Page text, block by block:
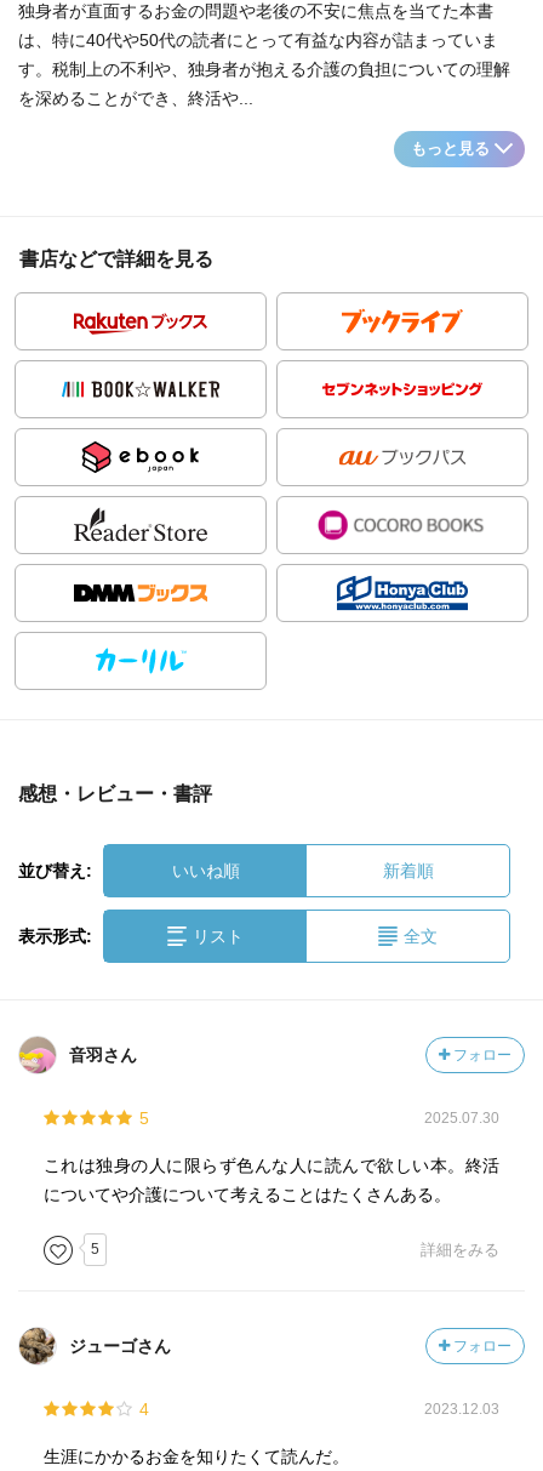
独身者が直面するお金の問題や老後の不安に焦点を当てた本書
は、特に40代や50代の読者にとって有益な内容が詰まっていま
す。税制上の不利や、独身者が抱える介護の負担についての理解
を深めることができ、終活や...
もっと見る
書店などで詳細を見る
感想・レビュー・書評
並び替え: いいね順 新着順
表示形式: リスト 全文
音羽さん フォロー
5 2025.07.30
これは独身の人に限らず色んな人に読んで欲しい本。終活
についてや介護について考えることはたくさんある。
5 詳細をみる
ジューゴさん フォロー
4 2023.12.03
生涯にかかるお金を知りたくて読んだ。